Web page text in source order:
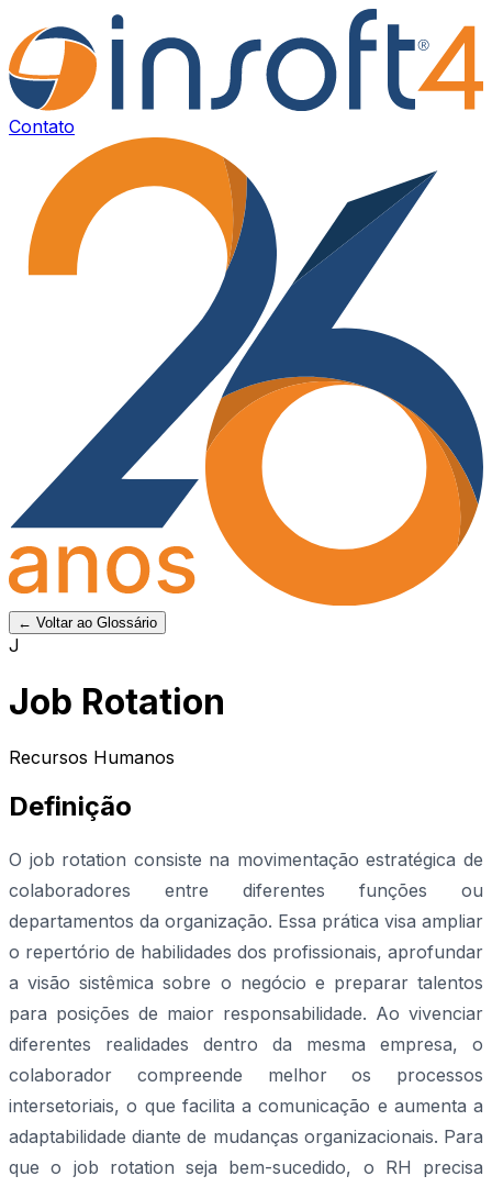
Contato
← Voltar ao Glossário
J
Job Rotation
Recursos Humanos
Definição
O job rotation consiste na movimentação estratégica de
colaboradores entre diferentes funções ou
departamentos da organização. Essa prática visa ampliar
o repertório de habilidades dos profissionais, aprofundar
a visão sistêmica sobre o negócio e preparar talentos
para posições de maior responsabilidade. Ao vivenciar
diferentes realidades dentro da mesma empresa, o
colaborador compreende melhor os processos
intersetoriais, o que facilita a comunicação e aumenta a
adaptabilidade diante de mudanças organizacionais. Para
que o job rotation seja bem-sucedido, o RH precisa